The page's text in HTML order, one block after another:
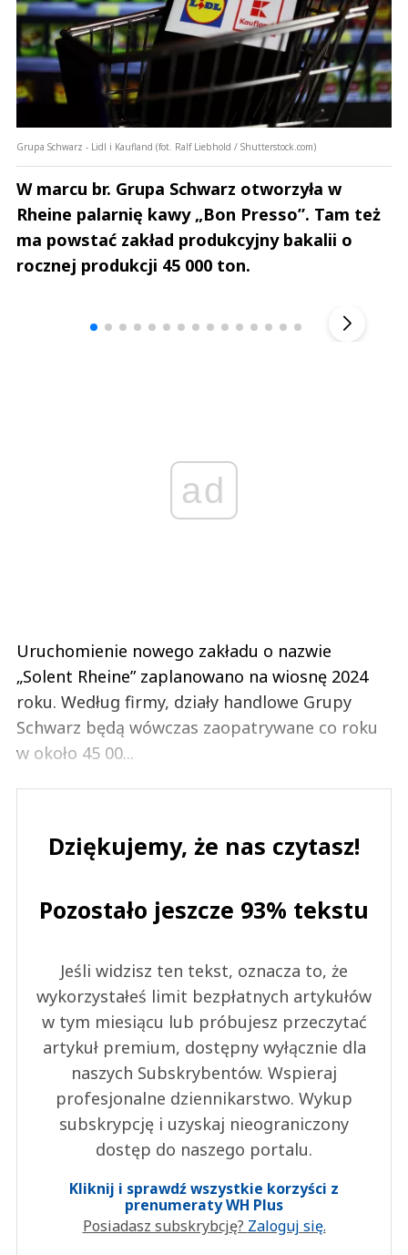
Grupa Schwarz - Lidl i Kaufland (fot. Ralf Liebhold / Shutterstock.com)
W marcu br. Grupa Schwarz otworzyła w
Rheine palarnię kawy „Bon Presso”. Tam też
ma powstać zakład produkcyjny bakalii o
rocznej produkcji 45 000 ton.
ad
Uruchomienie nowego zakładu o nazwie
„Solent Rheine” zaplanowano na wiosnę 2024
roku. Według firmy, działy handlowe Grupy
Schwarz będą wówczas zaopatrywane co roku
w około 45 00...
Dziękujemy, że nas czytasz!
Pozostało jeszcze 93% tekstu
Jeśli widzisz ten tekst, oznacza to, że
wykorzystałeś limit bezpłatnych artykułów
w tym miesiącu lub próbujesz przeczytać
artykuł premium, dostępny wyłącznie dla
naszych Subskrybentów. Wspieraj
profesjonalne dziennikarstwo. Wykup
subskrypcję i uzyskaj nieograniczony
dostęp do naszego portalu.
Kliknij i sprawdź wszystkie korzyści z
prenumeraty WH Plus
Posiadasz subskrybcję? Zaloguj się.